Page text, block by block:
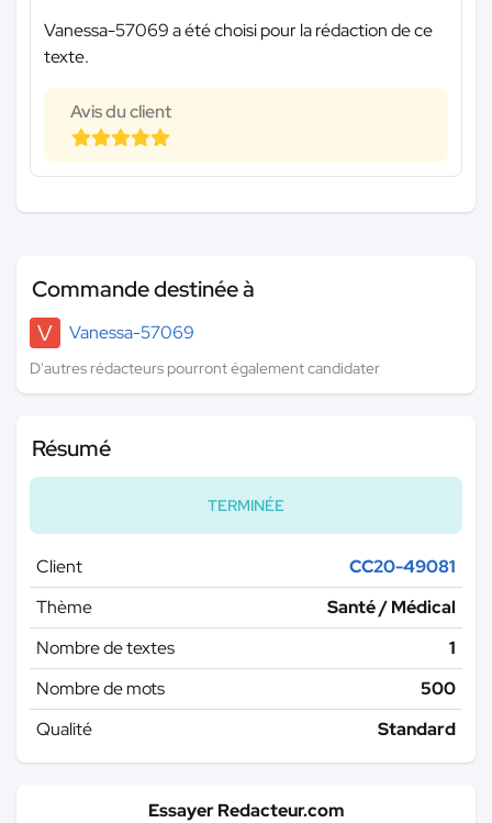
Vanessa-57069 a été choisi pour la rédaction de ce
texte.
Avis du client
Commande destinée à
V
Vanessa-57069
D'autres rédacteurs pourront également candidater
Résumé
TERMINÉE
Client
CC20-49081
Thème
Santé / Médical
Nombre de textes
1
Nombre de mots
500
Qualité
Standard
Essayer Redacteur.com